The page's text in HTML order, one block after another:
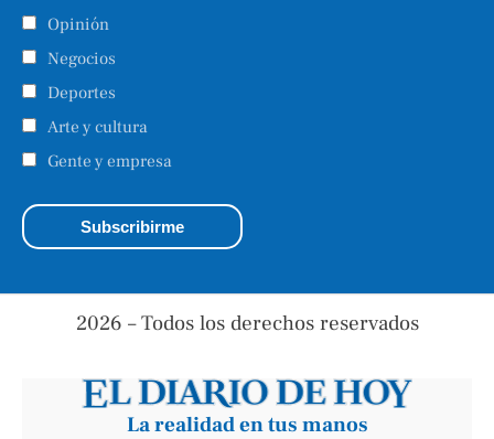
Opinión
Negocios
Deportes
Arte y cultura
Gente y empresa
2026 – Todos los derechos reservados
La realidad en tus manos